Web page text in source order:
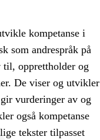
kompetanse i
som andrespråk på
til, opprettholder og
De viser og utvikler
vurderinger av og
også kompetanse
tekster tilpasset